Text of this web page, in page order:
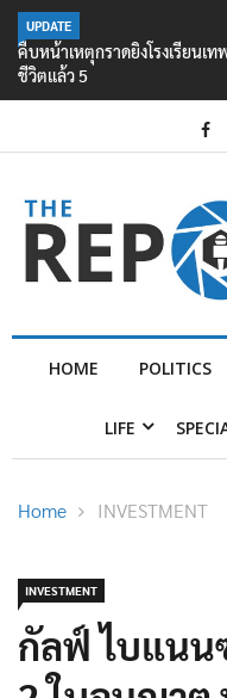
UPDATE
คืบหน้าเหตุกราดยิงโรงเรียนเ
ชีวิตแล้ว 5
HOME POLITICS
LIFE
Home INVESTMENT
INVESTMENT
กัลฟ์ ไบแนน